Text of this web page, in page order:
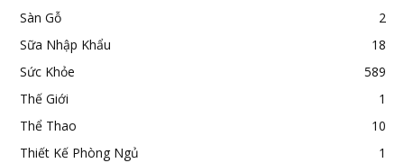
Sàn Gỗ
2
Sữa Nhập Khẩu
18
Sức Khỏe
589
Thế Giới
1
Thể Thao
10
Thiết Kế Phòng Ngủ
1